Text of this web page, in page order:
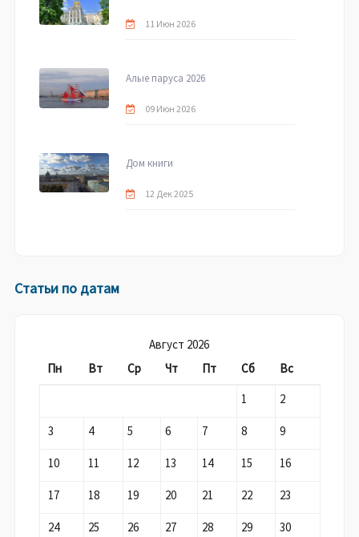
11 Июн 2026
Алые паруса 2026
09 Июн 2026
Дом книги
12 Дек 2025
Статьи по датам
Август 2026
Пн
Вт Ср Чт Пт Сб
Вс
1
2
3 4 5 6 7 8 9
10 11 12 13 14 15 16
17 18 19 20 21 22 23
24 25 26 27 28 29 30